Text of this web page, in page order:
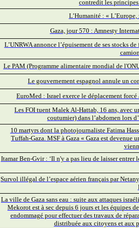
contredit les
L’Humanité : «
Gaza, jour 570 : Amnesty
L’UNRWA annonce l’épuisement de ses stocks
Le PAM (Programme alimentaire mondial de
Le gouvernement espagnol annule un
EuroMed : Israel exerce le déplacement
Les FOI tuent Malek Al-Hattab, 16 ans,
coutumier) dans l’abdomen lors
10 martyrs dont la photojournaliste Fatima
Tuffah-Gaza. MSF à Gaza « Gaza est devenue
Itamar Ben-Gvir : ‘Il n'y a pas lieu de laisser
Survol illégal de l’espace aérien français par
La ville de Gaza sans eau : suite aux attaques
Mekorot est à sec depuis 6 jours et les équipes
endommagé pour effectuer des travaux de
distribuée aux citoyens et aux